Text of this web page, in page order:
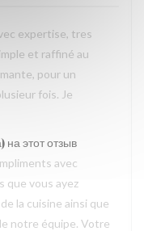
expertise, tres
et raffiné au
pour un
fois. Je
на этот отзыв
avec
que vous ayez
la cuisine ainsi que
notre équipe. Votre